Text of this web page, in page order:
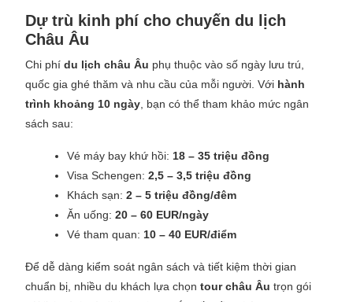
Dự trù kinh phí cho chuyến du lịch
Châu Âu
Chi phí du lịch châu Âu phụ thuộc vào số ngày lưu trú,
quốc gia ghé thăm và nhu cầu của mỗi người. Với hành
trình khoảng 10 ngày, bạn có thể tham khảo mức ngân
sách sau:
Vé máy bay khứ hồi: 18 – 35 triệu đồng
Visa Schengen: 2,5 – 3,5 triệu đồng
Khách sạn: 2 – 5 triệu đồng/đêm
Ăn uống: 20 – 60 EUR/ngày
Vé tham quan: 10 – 40 EUR/điểm
Để dễ dàng kiểm soát ngân sách và tiết kiệm thời gian
chuẩn bị, nhiều du khách lựa chọn tour châu Âu trọn gói